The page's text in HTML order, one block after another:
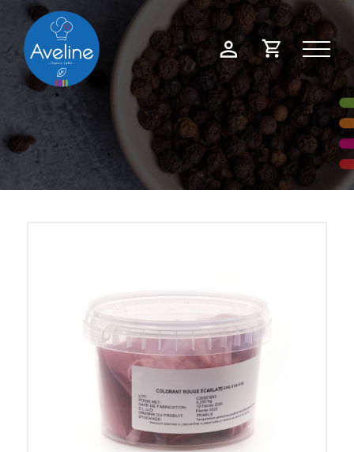
Mon
compte
Demande
de
devis
Panneau de gestion des cookies